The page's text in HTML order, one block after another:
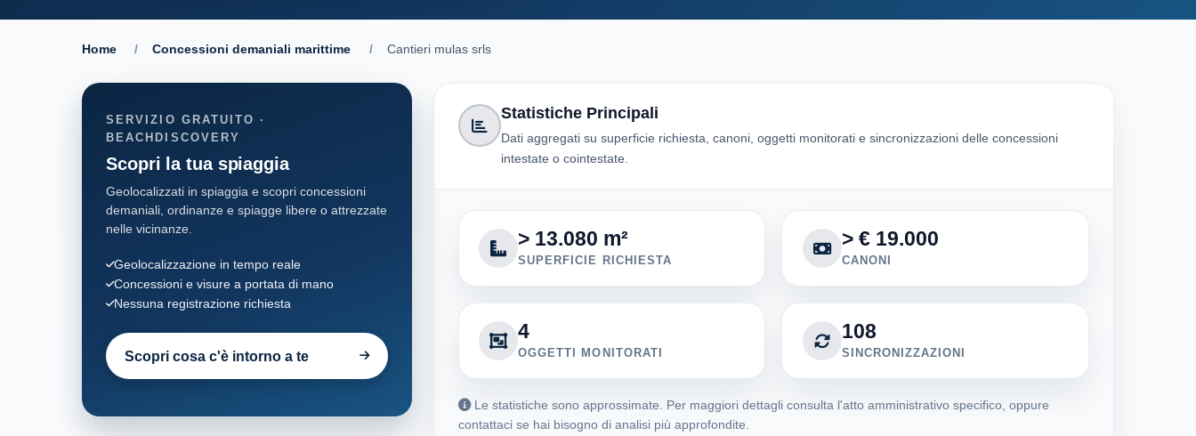
Home / Concessioni demaniali marittime / Cantieri mulas srls
Statistiche Principali
Dati aggregati su superficie richiesta, canoni, oggetti monitorati e sincronizzazioni delle concessioni
intestate o cointestate.
> 13.080 m²
SUPERFICIE RICHIESTA
> € 19.000
CANONI
4
OGGETTI MONITORATI
108
SINCRONIZZAZIONI
Le statistiche sono approssimate. Per maggiori dettagli consulta l'atto amministrativo specifico, oppure
contattaci se hai bisogno di analisi più approfondite.
SERVIZIO GRATUITO ·
BEACHDISCOVERY
Scopri la tua spiaggia
Geolocalizzati in spiaggia e scopri concessioni
demaniali, ordinanze e spiagge libere o attrezzate
nelle vicinanze.
Geolocalizzazione in tempo reale
Concessioni e visure a portata di mano
Nessuna registrazione richiesta
Scopri cosa c'è intorno a te